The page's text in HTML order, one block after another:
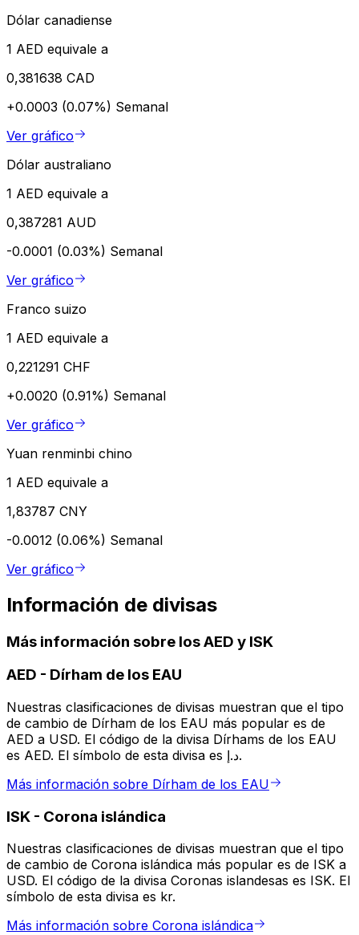
Dólar canadiense
1 AED equivale a
0,381638 CAD
+0.0003 (0.07%) Semanal
Ver gráfico
Dólar australiano
1 AED equivale a
0,387281 AUD
-0.0001 (0.03%) Semanal
Ver gráfico
Franco suizo
1 AED equivale a
0,221291 CHF
+0.0020 (0.91%) Semanal
Ver gráfico
Yuan renminbi chino
1 AED equivale a
1,83787 CNY
-0.0012 (0.06%) Semanal
Ver gráfico
Información de divisas
Más información sobre los AED y ISK
AED - Dírham de los EAU
Nuestras clasificaciones de divisas muestran que el tipo
de cambio de Dírham de los EAU más popular es de
AED a USD. El código de la divisa Dírhams de los EAU
es AED. El símbolo de esta divisa es د.إ.
Más información sobre Dírham de los EAU
ISK - Corona islándica
Nuestras clasificaciones de divisas muestran que el tipo
de cambio de Corona islándica más popular es de ISK a
USD. El código de la divisa Coronas islandesas es ISK. El
símbolo de esta divisa es kr.
Más información sobre Corona islándica